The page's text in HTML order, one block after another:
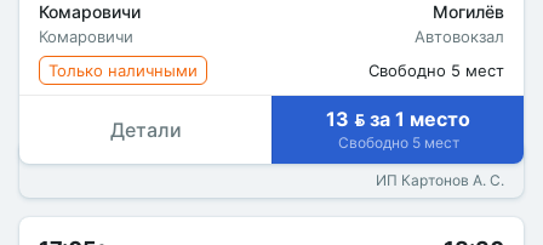
Комаровичи
Комаровичи
Могилёв
Автовокзал
Только наличными
Свободно 5 мест
Детали 13  за 1 место
Свободно 5 мест
ИП Картонов А. С.